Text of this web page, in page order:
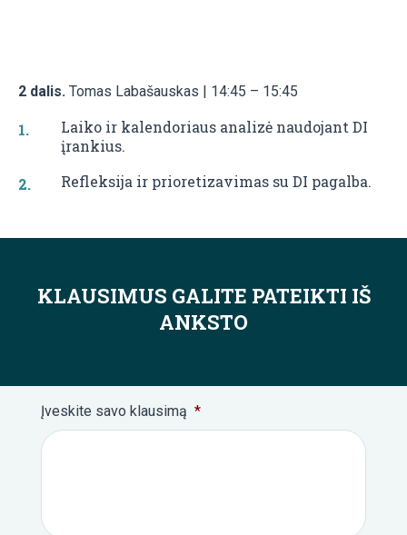
2 dalis. Tomas Labašauskas | 14:45 – 15:45
Laiko ir kalendoriaus analizė naudojant DI
įrankius.
Refleksija ir prioretizavimas su DI pagalba.
KLAUSIMUS GALITE PATEIKTI IŠ
ANKSTO
Įveskite savo klausimą *